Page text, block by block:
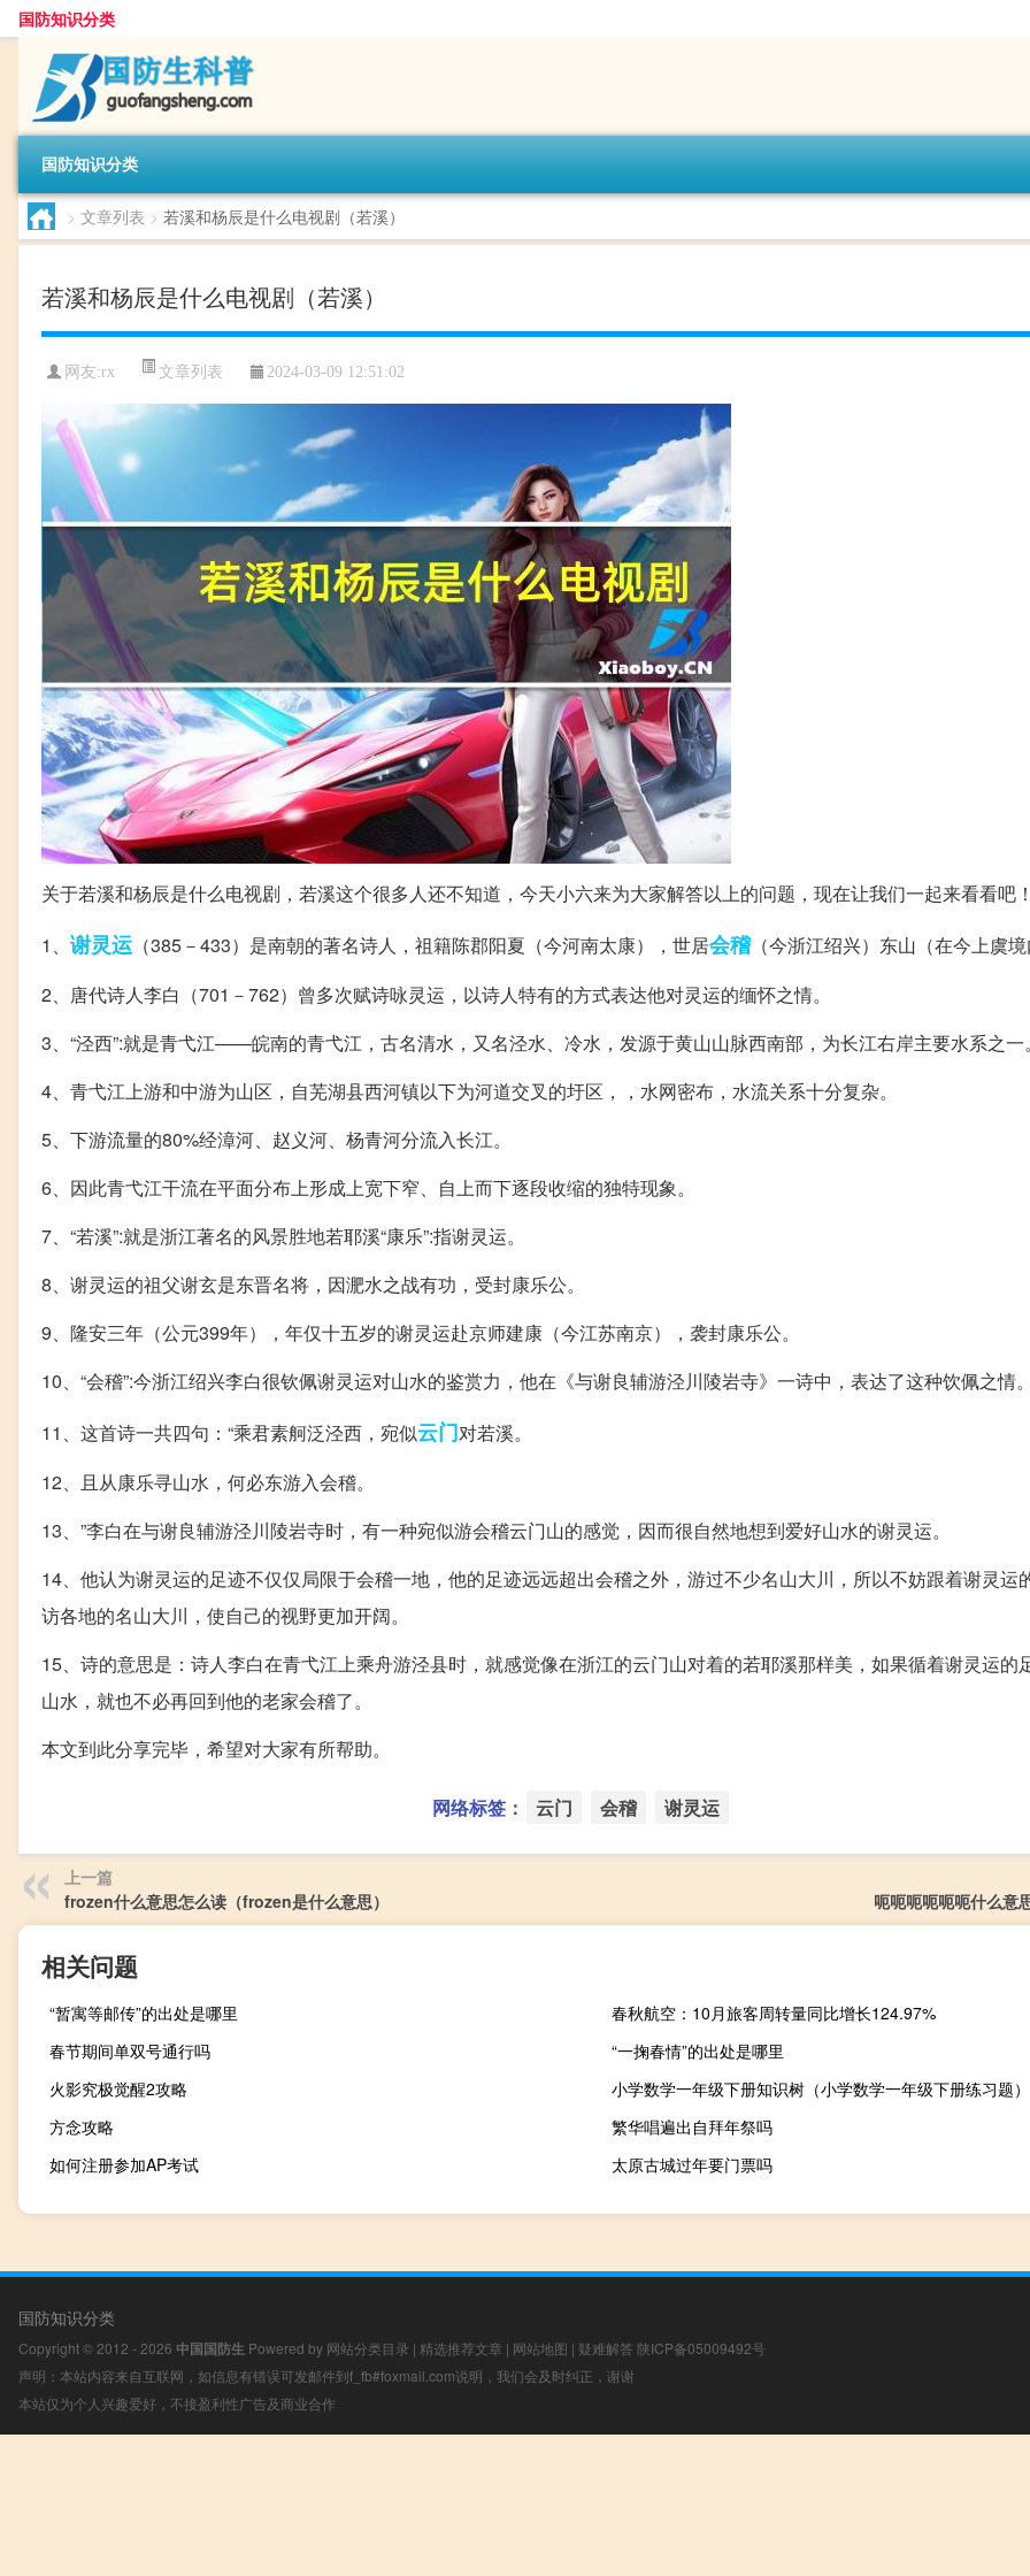
国防知识分类
国防知识分类
> 文章列表 > 若溪和杨辰是什么电视剧（若溪）
若溪和杨辰是什么电视剧（若溪）
网友:rx 文章列表 2024-03-09 12:51:02
关于若溪和杨辰是什么电视剧，若溪这个很多人还不知道，今天小六来为大家解答以上的问题，现在让我们一起来看看吧
1、 谢灵运 （385－433）是南朝的著名诗人，祖籍陈郡阳夏（今河南太康），世居会稽（今浙江绍兴）东山（在今上虞
2、唐代诗人李白（701－762）曾多次赋诗咏灵运，以诗人特有的方式表达他对灵运的缅怀之情。
3、“泾西”:就是青弋江——皖南的青弋江，古名清水，又名泾水、冷水，发源于黄山山脉西南部，为长江右岸主要水系之一
4、青弋江上游和中游为山区，自芜湖县西河镇以下为河道交叉的圩区，，水网密布，水流关系十分复杂。
5、下游流量的80%经漳河、赵义河、杨青河分流入长江。
6、因此青弋江干流在平面分布上形成上宽下窄、自上而下逐段收缩的独特现象。
7、“若溪”:就是浙江著名的风景胜地若耶溪“康乐”:指谢灵运。
8、谢灵运的祖父谢玄是东晋名将，因淝水之战有功，受封康乐公。
9、隆安三年（公元399年），年仅十五岁的谢灵运赴京师建康（今江苏南京），袭封康乐公。
10、“会稽”:今浙江绍兴李白很钦佩谢灵运对山水的鉴赏力，他在《与谢良辅游泾川陵岩寺》一诗中，表达了这种饮佩之情
11、这首诗一共四句：“乘君素舸泛泾西，宛似云门对若溪。
12、且从康乐寻山水，何必东游入会稽。
13、”李白在与谢良辅游泾川陵岩寺时，有一种宛似游会稽云门山的感觉，因而很自然地想到爱好山水的谢灵运。
14、他认为谢灵运的足迹不仅仅局限于会稽一地，他的足迹远远超出会稽之外，游过不少名山大川，所以不妨跟着谢灵运
访各地的名山大川，使自己的视野更加开阔。
15、诗的意思是：诗人李白在青弋江上乘舟游泾县时，就感觉像在浙江的云门山对着的若耶溪那样美，如果循着谢灵运的
山水，就也不必再回到他的老家会稽了。
本文到此分享完毕，希望对大家有所帮助。
网络标签： 云门 会稽 谢灵运
上一篇
frozen什么意思怎么读（frozen是什么意思）
呃呃呃呃呃呃什么意
相关问题
“暂寓等邮传”的出处是哪里
春秋航空：10月旅客周转量同比增长124.97%
春节期间单双号通行吗
“一掬春情”的出处是哪里
火影究极觉醒2攻略
小学数学一年级下册知识树（小学数学一年级下册练习题）
方念攻略
繁华唱遍出自拜年祭吗
如何注册参加AP考试
太原古城过年要门票吗
国防知识分类
Copyright © 2012 - 2026 中国国防生 Powered by 网站分类目录 | 精选推荐文章 | 网站地图 | 疑难解答 陕ICP备05009492号
声明：本站内容来自互联网，如信息有错误可发邮件到f_fb#foxmail.com说明，我们会及时纠正，谢谢
本站仅为个人兴趣爱好，不接盈利性广告及商业合作